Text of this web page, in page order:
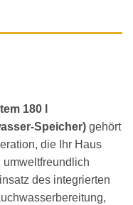
180 l
Speicher) gehört
die Ihr Haus
des integrierten